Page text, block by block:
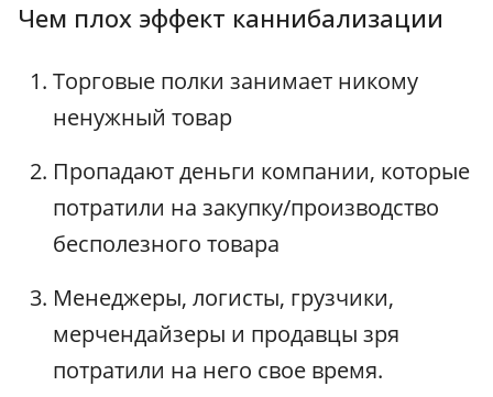
Чем плох эффект каннибализации
Торговые полки занимает никому
ненужный товар
Пропадают деньги компании, которые
потратили на закупку/производство
бесполезного товара
Менеджеры, логисты, грузчики,
мерчендайзеры и продавцы зря
потратили на него свое время.